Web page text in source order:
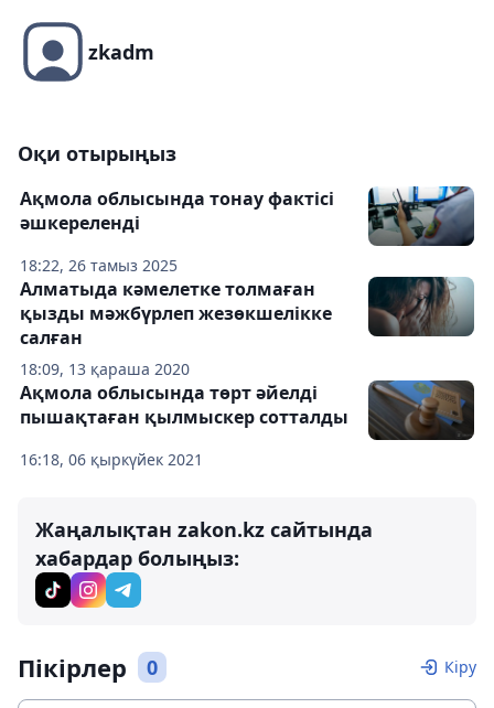
zkadm
Оқи отырыңыз
18:22, 26 тамыз 2025
Ақмола облысында тонау фактісі
әшкереленді
18:09, 13 қараша 2020
Алматыда кәмелетке толмаған
қызды мәжбүрлеп жезөкшелікке
салған
16:18, 06 қыркүйек 2021
Ақмола облысында төрт әйелді
пышақтаған қылмыскер сотталды
Жаңалықтан zakon.kz сайтында
хабардар болыңыз:
Пікірлер 0 Кіру